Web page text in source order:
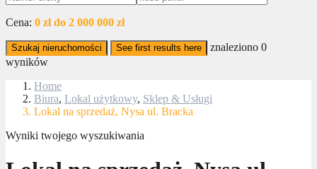
Cena: 0 zł do 2 000 000 zł
Szukaj nieruchomości See first results here znaleziono 0
wyników
Home
Biura, Lokal użytkowy, Sklep & Usługi
Lokal na sprzedaż, Nysa ul. Bracka
Wyniki twojego wyszukiwania